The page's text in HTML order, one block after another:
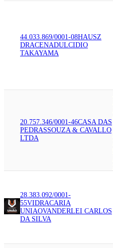
44.033.869/0001-08HAUSZ
DRACENADULCIDIO
TAKAYAMA
20.757.346/0001-46CASA DAS
PEDRASSOUZA & CAVALLO
LTDA
28.383.092/0001-
55VIDRACARIA
UNIAOVANDERLEI CARLOS
DA SILVA